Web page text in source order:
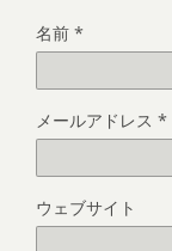
名前 *
メールアドレス *
ウェブサイト